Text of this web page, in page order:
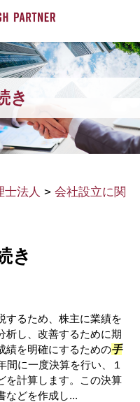
き
法人 > 会社設立に関
き
するため、株主に業績を
析し、改善するために期
績を明確にするための手
間に一度決算を行い、１
を計算します。この決算
などを作成し...